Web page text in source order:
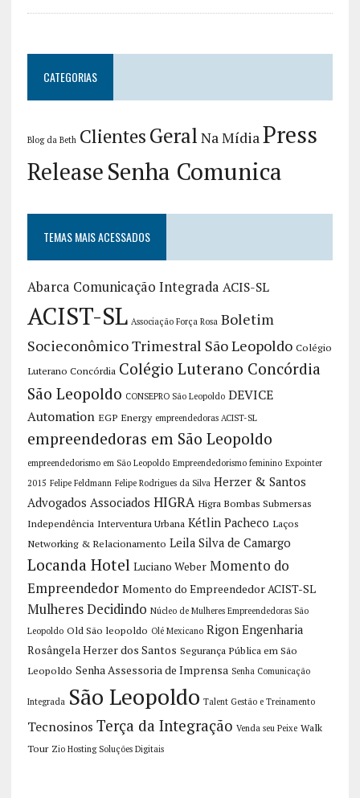
CATEGORIAS
Blog da Beth ClientesGeral Na MídiaPress
ReleaseSenha Comunica
TEMAS MAIS ACESSADOS
Abarca Comunicação Integrada ACIS-SL
ACIST-SL Associação Força Rosa Boletim
Socieconômico Trimestral São Leopoldo Colégio
Luterano Concórdia Colégio Luterano Concórdia
São Leopoldo CONSEPRO São Leopoldo DEVICE
Automation EGP Energy empreendedoras ACIST-SL
empreendedoras em São Leopoldo
empreendedorismo em São Leopoldo Empreendedorismo feminino Expointer
2015 Felipe Feldmann Felipe Rodrigues da Silva Herzer & Santos
Advogados Associados HIGRA Higra Bombas Submersas
Independência Interventura Urbana Kétlin Pacheco Laços
Networking & Relacionamento Leila Silva de Camargo
Locanda Hotel Luciano Weber Momento do
Empreendedor Momento do Empreendedor ACIST-SL
Mulheres Decidindo Núcleo de Mulheres Empreendedoras São
Leopoldo Old São leopoldo Olé Mexicano Rigon Engenharia
Rosângela Herzer dos Santos Segurança Pública em São
Leopoldo Senha Assessoria de Imprensa Senha Comunicação
Integrada São Leopoldo Talent Gestão e Treinamento
Tecnosinos Terça da Integração Venda seu Peixe Walk
Tour Zio Hosting Soluções Digitais